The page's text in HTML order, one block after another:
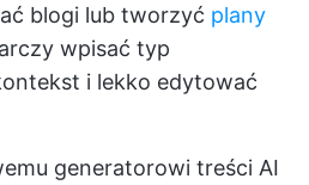
blogi lub tworzyć plany
wpisać typ
i lekko edytować
generatorowi treści AI